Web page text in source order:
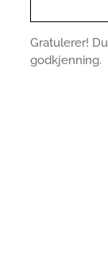
Gratulerer!
godkjenning.